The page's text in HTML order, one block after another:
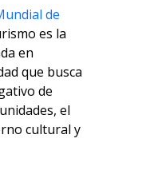
de
es la
en
que busca
de
el
cultural y